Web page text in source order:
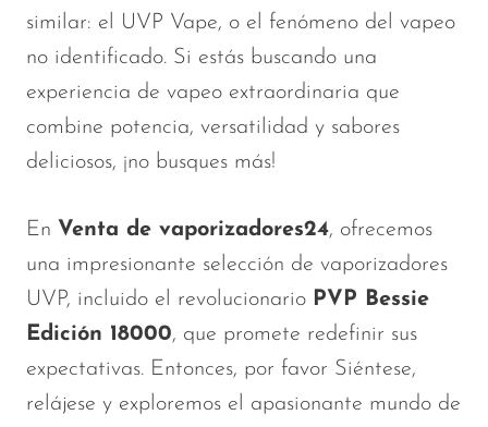
VIHO
Voom
Vozol
Yo Bar
Yovo
Zovoo by Voopoo
Dragbar
similar: el UVP Vape, o el fenómeno del vapeo
no identificado. Si estás buscando una
experiencia de vapeo extraordinaria que
combine potencia, versatilidad y sabores
deliciosos, ¡no busques más!
En Venta de vaporizadores24, ofrecemos
una impresionante selección de vaporizadores
UVP, incluido el revolucionario PVP Bessie
Edición 18000, que promete redefinir sus
expectativas. Entonces, por favor Siéntese,
relájese y exploremos el apasionante mundo de